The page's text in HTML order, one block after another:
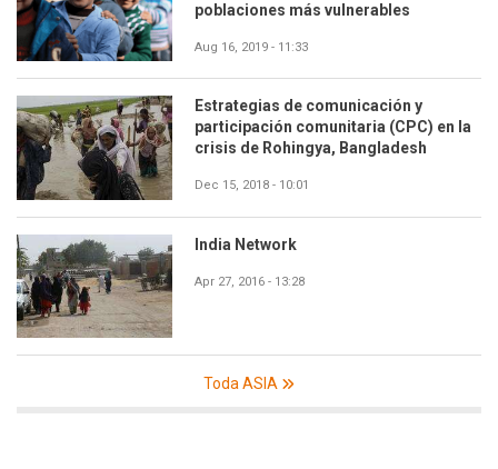
poblaciones más vulnerables
Aug 16, 2019 - 11:33
Estrategias de comunicación y
participación comunitaria (CPC) en la
crisis de Rohingya, Bangladesh
Dec 15, 2018 - 10:01
India Network
Apr 27, 2016 - 13:28
Toda ASIA